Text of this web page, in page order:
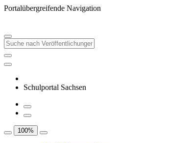
Portalübergreifende Navigation
Schulportal Sachsen
100%